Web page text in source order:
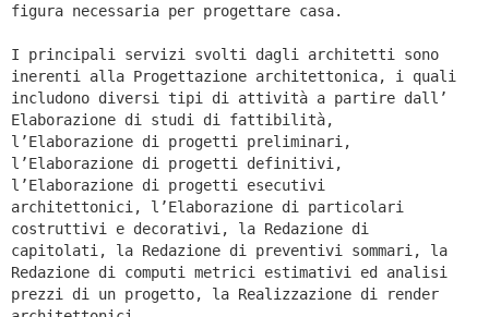
figura necessaria per progettare casa.
I principali servizi svolti dagli architetti sono
inerenti alla Progettazione architettonica, i quali
includono diversi tipi di attività a partire dall’
Elaborazione di studi di fattibilità,
l’Elaborazione di progetti preliminari,
l’Elaborazione di progetti definitivi,
l’Elaborazione di progetti esecutivi
architettonici, l’Elaborazione di particolari
costruttivi e decorativi, la Redazione di
capitolati, la Redazione di preventivi sommari, la
Redazione di computi metrici estimativi ed analisi
prezzi di un progetto, la Realizzazione di render